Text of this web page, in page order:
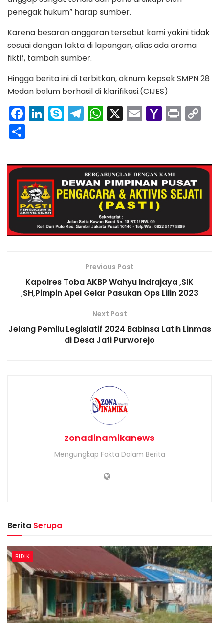
penegak hukum” harap sumber.
Karena besaran anggaran tersebut kami yakini tidak
sesuai dengan fakta di lapangan, alias ada aroma
fiktif, tambah sumber.
Hingga berita ini di terbitkan, oknum kepsek SMPN 28
Medan belum berhasil di klarifikasi.(CIJES)
F
a
e
b
o
o
k
Li
n
e
dI
n
S
k
p
e
T
el
gr
a
m
W
h
ts
A
p
p
X E
m
l
Y
a
o
o
M
l
Pr
in
y
Li
n
ar
e
Previous Post
Kapolres Toba AKBP Wahyu Indrajaya ,SIK
,SH,Pimpin Apel Gelar Pasukan Ops Lilin 2023
Next Post
Jelang Pemilu Legislatif 2024 Babinsa Latih Linmas
di Desa Jati Purworejo
zonadinamikanews
Mengungkap Fakta Dalam Berita
Berita Serupa
BIDIK